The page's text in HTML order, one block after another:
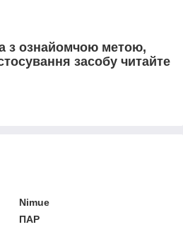
з ознайомчою метою,
засобу читайте
Nimue
ПАР